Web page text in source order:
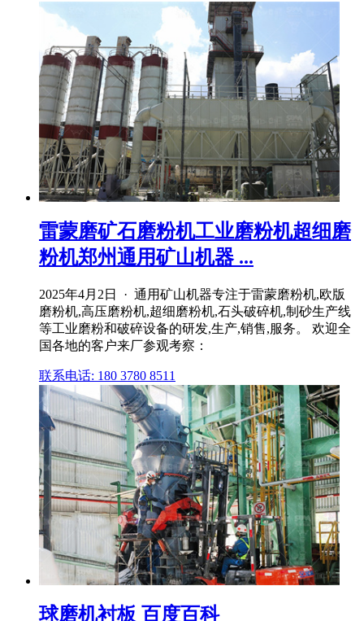
雷蒙磨矿石磨粉机工业磨粉机超细磨
粉机郑州通用矿山机器 ...
2025年4月2日 · 通用矿山机器专注于雷蒙磨粉机,欧版
磨粉机,高压磨粉机,超细磨粉机,石头破碎机,制砂生产线
等工业磨粉和破碎设备的研发,生产,销售,服务。 欢迎全
国各地的客户来厂参观考察：
联系电话: 180 3780 8511
球磨机衬板 百度百科